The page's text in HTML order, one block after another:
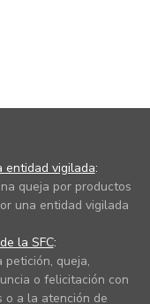
entidad vigilada:
queja por productos
una entidad vigilada
la SFC:
petición, queja,
o felicitación con
o a la atención de